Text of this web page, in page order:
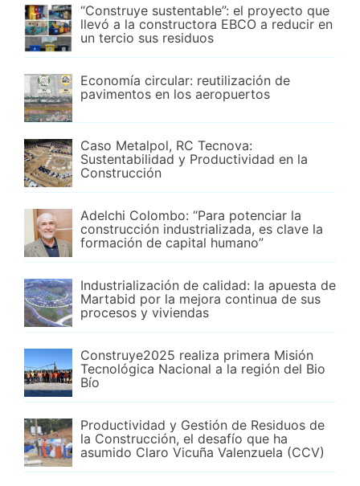
“Construye sustentable”: el proyecto que
llevó a la constructora EBCO a reducir en
un tercio sus residuos
Economía circular: reutilización de
pavimentos en los aeropuertos
Caso Metalpol, RC Tecnova:
Sustentabilidad y Productividad en la
Construcción
Adelchi Colombo: “Para potenciar la
construcción industrializada, es clave la
formación de capital humano”
Industrialización de calidad: la apuesta de
Martabid por la mejora continua de sus
procesos y viviendas
Construye2025 realiza primera Misión
Tecnológica Nacional a la región del Bio
Bío
Productividad y Gestión de Residuos de
la Construcción, el desafío que ha
asumido Claro Vicuña Valenzuela (CCV)